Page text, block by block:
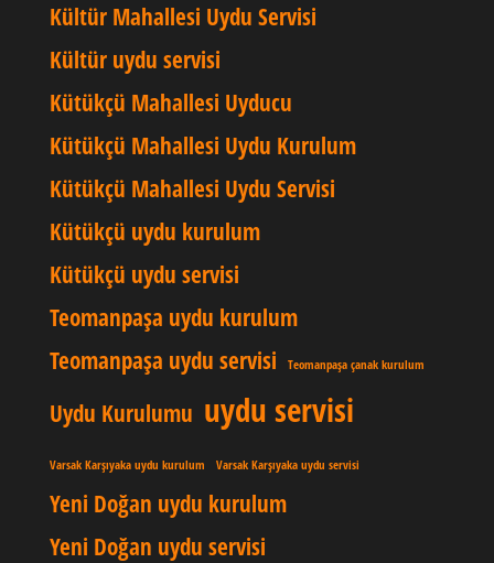
Kültür Mahallesi Uydu Servisi
Kültür uydu servisi
Kütükçü Mahallesi Uyducu
Kütükçü Mahallesi Uydu Kurulum
Kütükçü Mahallesi Uydu Servisi
Kütükçü uydu kurulum
Kütükçü uydu servisi
Teomanpaşa uydu kurulum
Teomanpaşa uydu servisi
Teomanpaşa çanak kurulum
Uydu Kurulumu uydu servisi
Varsak Karşıyaka uydu kurulum Varsak Karşıyaka uydu servisi
Yeni Doğan uydu kurulum
Yeni Doğan uydu servisi